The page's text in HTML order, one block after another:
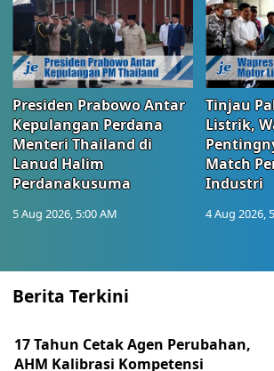
Presiden Prabowo Antar
Kepulangan Perdana
Menteri Thailand di
Lanud Halim
Perdanakusuma
5 Aug 2026, 5:00 AM
Tinjau
Listrik,
Match
Industri
4 Aug 2026,
Berita Terkini
17 Tahun Cetak Agen Perubahan,
AHM Kalibrasi Kompetensi